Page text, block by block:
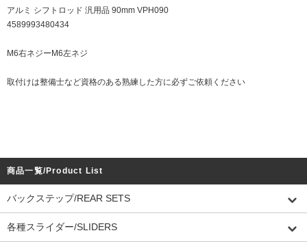
アルミ シフトロッド 汎用品 90mm VPH090
4589993480434
M6右ネジーM6左ネジ
取付けは整備士など資格のある熟練した方に必ずご依頼ください
商品一覧/Product List
バックステップ/REAR SETS
各種スライダー/SLIDERS